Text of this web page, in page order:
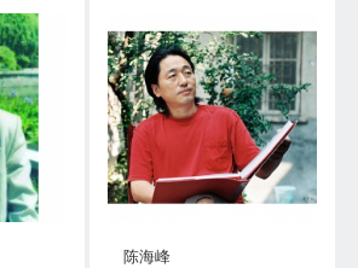
陈海峰